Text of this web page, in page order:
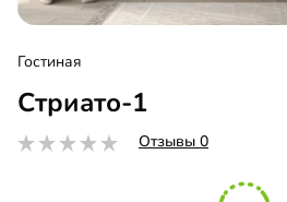
Гостиная
Стриато-1
Отзывы 0